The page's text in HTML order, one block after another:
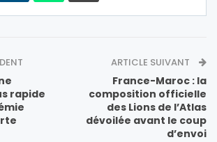
rapide
ARTICLE SUIVANT
France-Maroc : la
composition officielle
des Lions de l’Atlas
dévoilée avant le coup
d’envoi